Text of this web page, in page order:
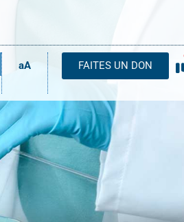
aA FAITES UN DON